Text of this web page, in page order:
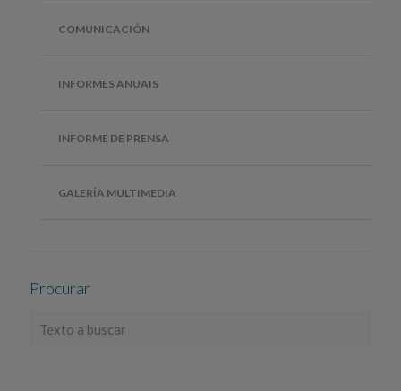
COMUNICACIÓN
INFORMES ANUAIS
INFORME DE PRENSA
GALERÍA MULTIMEDIA
Procurar